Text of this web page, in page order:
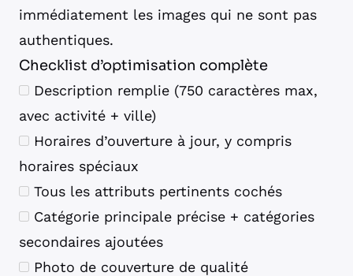
immédiatement les images qui ne sont pas
authentiques.
Checklist d’optimisation complète
Description remplie (750 caractères max,
avec activité + ville)
Horaires d’ouverture à jour, y compris
horaires spéciaux
Tous les attributs pertinents cochés
Catégorie principale précise + catégories
secondaires ajoutées
Photo de couverture de qualité